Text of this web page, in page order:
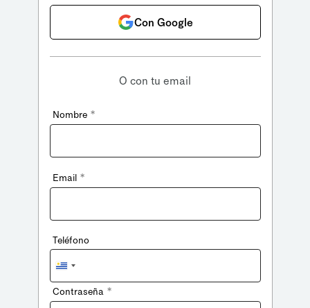
Con Google
O con tu email
Nombre *
Email *
Teléfono
Uruguay
+598
Contraseña *